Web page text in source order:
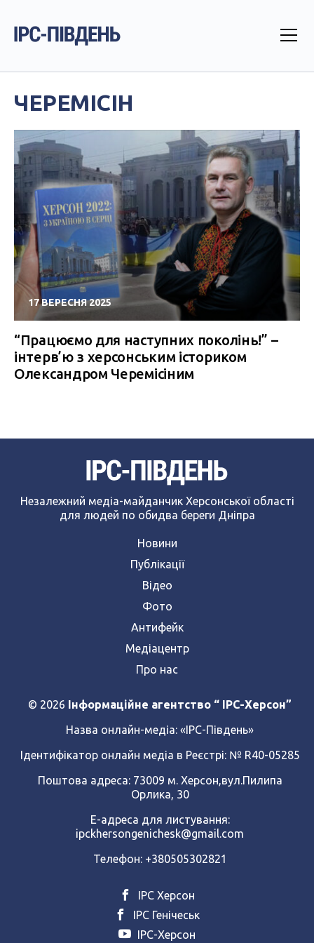
ЧЕРЕМІСІН
17 ВЕРЕСНЯ 2025
“Працюємо для наступних поколінь!” –
інтерв’ю з херсонським істориком
Олександром Черемісіним
Незалежний медіа-майданчик Херсонської області
для людей по обидва береги Дніпра
Новини
Публікації
Відео
Фото
Антифейк
Медіацентр
Про нас
© 2026 Інформаційне агентство “ IPC-Херсон”
Назва онлайн-медіа: «ІРС-Південь»
Ідентифікатор онлайн медіа в Реєстрі: № R40-05285
Поштова адреса: 73009 м. Херсон,вул.Пилипа
Орлика, 30
Е-адреса для листування:
ipckhersongenichesk@gmail.com
Телефон: +380505302821
ІРС Херсон
ІРС Генічеськ
ІРС-Херсон